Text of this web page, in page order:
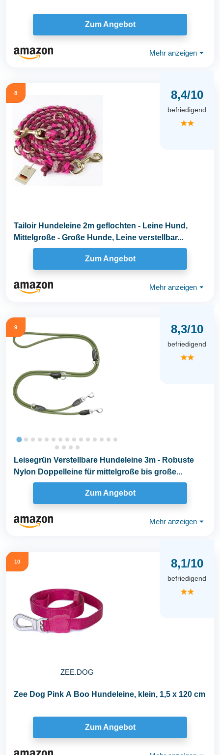
Zum Angebot
Mehr anzeigen ⏷
8 8,4/10
befriedigend
★★
Tailoir Hundeleine 2m geflochten - Leine Hund,
Mittelgroße - Große Hunde, Leine verstellbar...
Zum Angebot
Mehr anzeigen ⏷
9 8,3/10
befriedigend
★★
Leisegrün Verstellbare Hundeleine 3m - Robuste
Nylon Doppelleine für mittelgroße bis große...
Zum Angebot
Mehr anzeigen ⏷
10
ZEE.DOG
8,1/10
befriedigend
★★
Zee Dog Pink A Boo Hundeleine, klein, 1,5 x 120 cm
Zum Angebot